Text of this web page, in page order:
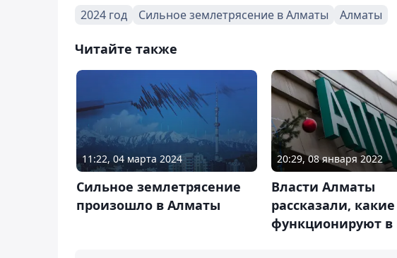
2024 год Сильное землетрясение в Алматы Алматы
Читайте также
11:22, 04 марта 2024
Сильное землетрясение
произошло в Алматы
20:29, 08 января 2022
Власти Алматы
рассказали,
функционируют в